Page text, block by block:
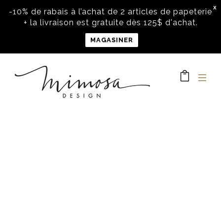
X
-10% de rabais à l’achat de 2 articles de papeterie
+ la livraison est gratuite dès 125$ d'achat.
MAGASINER